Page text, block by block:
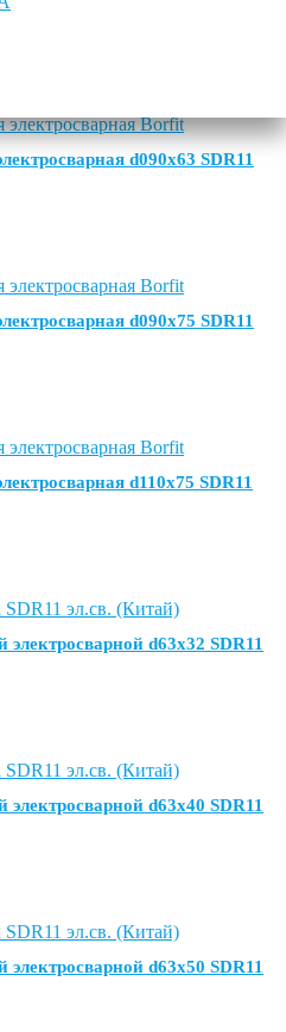
d090х63 SDR11
d090х75 SDR11
d110х75 SDR11
d63х32 SDR11
d63х40 SDR11
d63х50 SDR11